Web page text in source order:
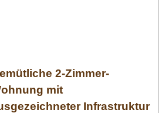
2-Zimmer-
mit
Infrastruktur